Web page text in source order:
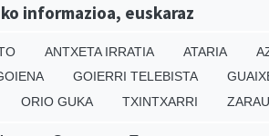
informazioa, euskaraz
ANTXETA IRRATIA ATARIA
GOIERRI TELEBISTA
ORIO GUKA TXINTXARRI